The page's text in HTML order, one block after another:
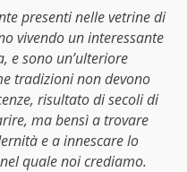
presenti nelle vetrine di
vivendo un interessante
e sono un’ulteriore
tradizioni non devono
risultato di secoli di
ma bensì a trovare
e a innescare lo
quale noi crediamo.